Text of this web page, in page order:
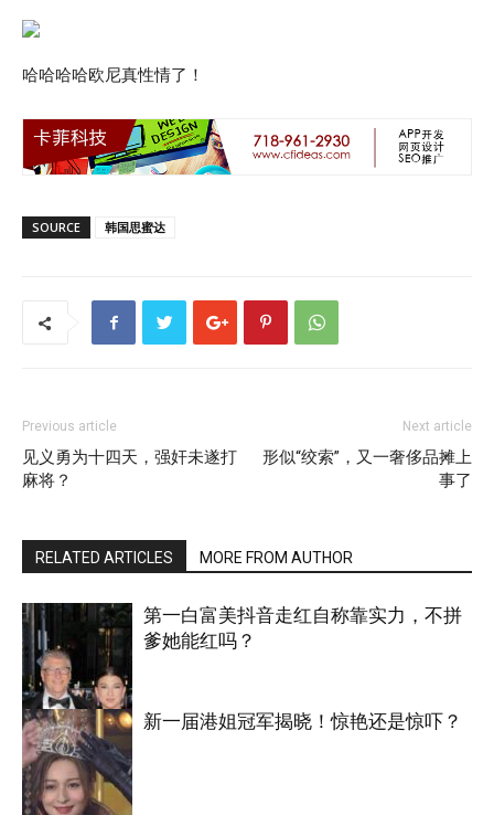
哈哈哈哈欧尼真性情了！
SOURCE 韩国思蜜达
Previous article
见义勇为十四天，强奸未遂打
麻将？
Next article
形似“绞索”，又一奢侈品摊上
事了
RELATED ARTICLES MORE FROM AUTHOR
娱乐
第一白富美抖音走红自称靠实力，不拼
爹她能红吗？
新一届港姐冠军揭晓！惊艳还是惊吓？